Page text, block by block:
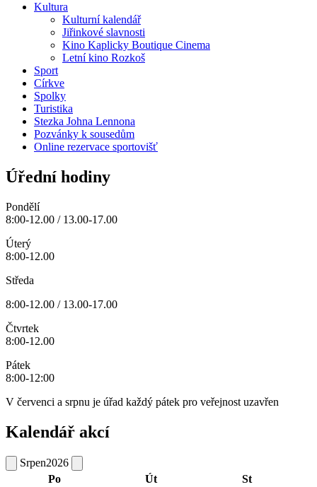
Kultura
Kulturní kalendář
Jiřinkové slavnosti
Kino Kaplicky Boutique Cinema
Letní kino Rozkoš
Sport
Církve
Spolky
Turistika
Stezka Johna Lennona
Pozvánky k sousedům
Online rezervace sportovišť
Úřední hodiny
Pondělí
8:00-12.00 / 13.00-17.00
Úterý
8:00-12.00
Středa
8:00-12.00 / 13.00-17.00
Čtvrtek
8:00-12.00
Pátek
8:00-12:00
V červenci a srpnu je úřad každý pátek pro veřejnost uzavřen
Kalendář akcí
Srpen2026
Po
Út
St